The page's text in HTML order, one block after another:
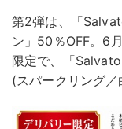
第2弾は、「
ン」50％OFF。6
限定で、「
(スパークリング／